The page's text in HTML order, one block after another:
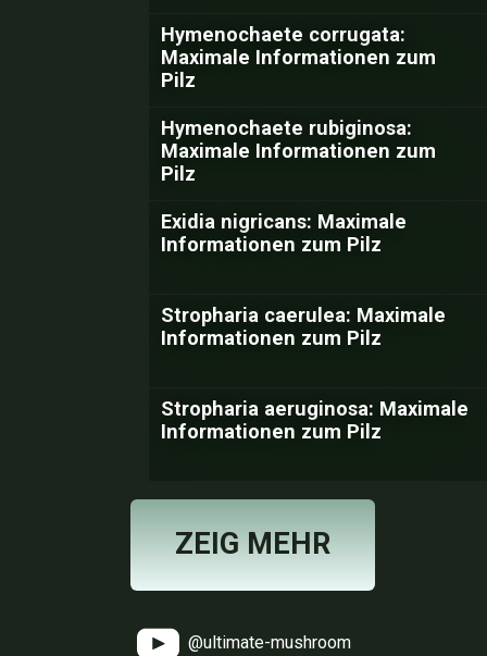
Hymenochaete corrugata:
Maximale Informationen zum
Pilz
Hymenochaete rubiginosa:
Maximale Informationen zum
Pilz
Exidia nigricans: Maximale
Informationen zum Pilz
Stropharia caerulea: Maximale
Informationen zum Pilz
Stropharia aeruginosa: Maximale
Informationen zum Pilz
ZEIG MEHR
@ultimate-mushroom